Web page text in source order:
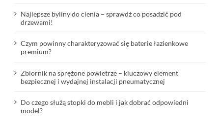
Najlepsze byliny do cienia – sprawdź co posadzić pod
drzewami!
Czym powinny charakteryzować się baterie łazienkowe
premium?
Zbiornik na sprężone powietrze – kluczowy element
bezpiecznej i wydajnej instalacji pneumatycznej
Do czego służą stopki do mebli i jak dobrać odpowiedni
model?